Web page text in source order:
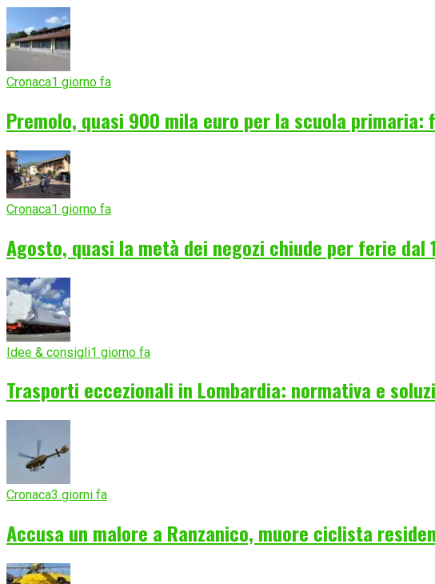
Cronaca1 giorno fa
Premolo, quasi 900 mila euro per la scuola
Cronaca1 giorno fa
Agosto, quasi la metà dei negozi chiude per ferie
Idee & consigli1 giorno fa
Trasporti eccezionali in Lombardia: normativa e
Cronaca3 giorni fa
Accusa un malore a Ranzanico, muore ciclista